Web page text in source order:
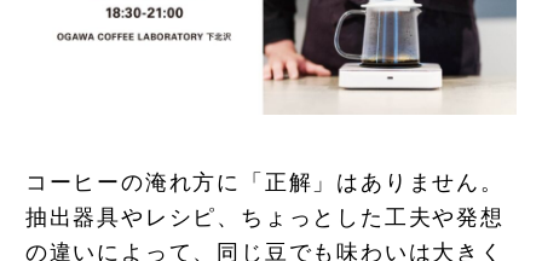
コーヒーの淹れ方に「正解」はありません。
抽出器具やレシピ、ちょっとした工夫や発想
の違いによって、同じ豆でも味わいは大きく